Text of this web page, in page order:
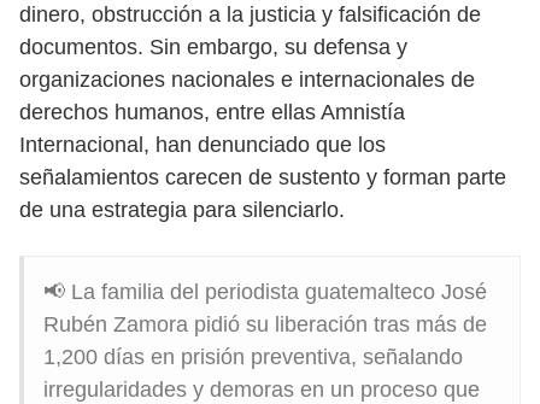
dinero, obstrucción a la justicia y falsificación de
documentos. Sin embargo, su defensa y
organizaciones nacionales e internacionales de
derechos humanos, entre ellas Amnistía
Internacional, han denunciado que los
señalamientos carecen de sustento y forman parte
de una estrategia para silenciarlo.
📢 La familia del periodista guatemalteco José
Rubén Zamora pidió su liberación tras más de
1,200 días en prisión preventiva, señalando
irregularidades y demoras en un proceso que